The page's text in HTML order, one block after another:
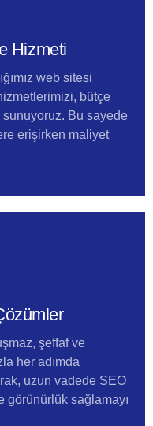
Hizmeti
web sitesi
bütçe
Bu sayede
erişirken maliyet
şeffaf ve
her adımda
uzun vadede SEO
görünürlük sağlamayı